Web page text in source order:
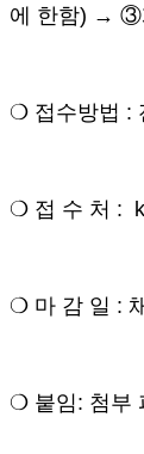
에 한함) → ③
❍ 접수방법 :
❍ 접 수 처 :
❍ 마 감 일 :
❍ 붙임: 첨부